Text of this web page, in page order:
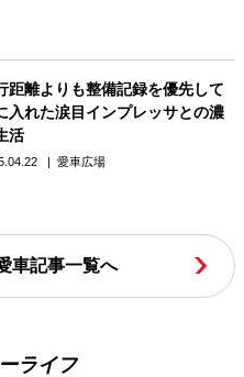
距離よりも整備記録を優先して
入れた涙目インプレッサとの濃
活
愛車広場
車記事一覧へ
ライフ